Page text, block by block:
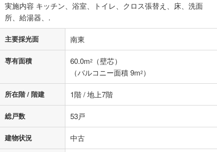
実施内容 キッチン、浴室、トイレ、クロス張替え、床、洗面
所、給湯器、.
主要採光面 南東
専有面積 60.0m2
（壁芯）
（バルコニー面積 9m2）
所在階 / 階建 1階 / 地上7階
総戸数 53戸
建物状況 中古